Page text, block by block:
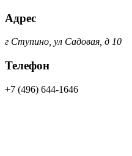
Адрес
г Ступино, ул Садовая, д 10
Телефон
+7 (496) 644-1646